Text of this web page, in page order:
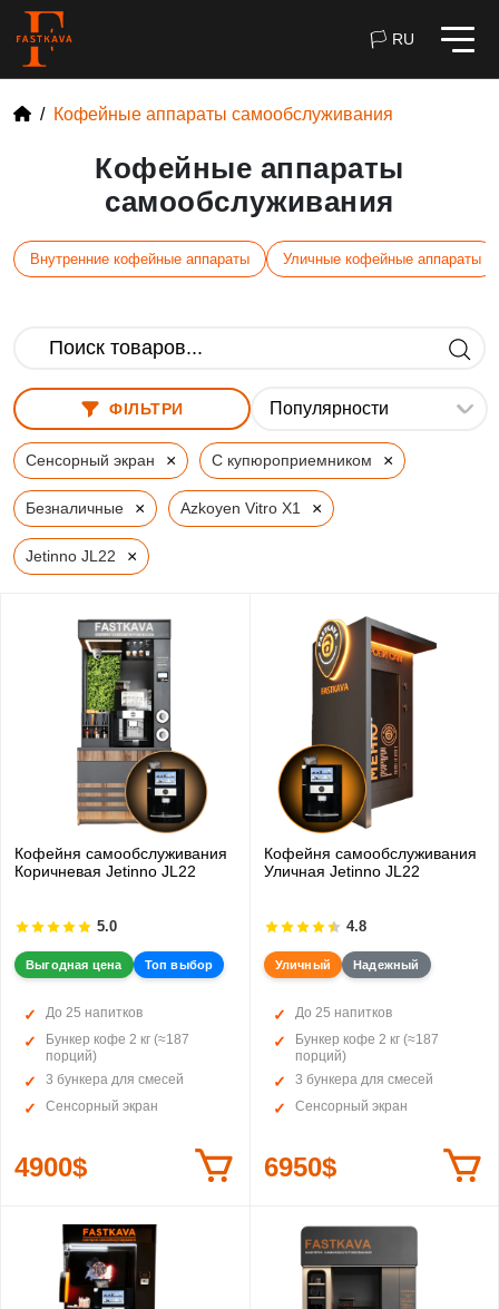
🏳 RU
Кофейные аппараты самообслуживания
Кофейные аппараты
самообслуживания
Внутренние кофейные аппараты Уличные кофейные аппараты
ФІЛЬТРИ
Сенсорный экран × С купюроприемником ×
Безналичные × Azkoyen Vitro X1 ×
Jetinno JL22 ×
Кофейня самообслуживания
Коричневая Jetinno JL22
5.0
Выгодная цена Топ выбор
До 25 напитков
Бункер кофе 2 кг (≈187
порций)
3 бункера для смесей
Сенсорный экран
4900$
Кофейня самообслуживания
Уличная Jetinno JL22
4.8
Уличный Надежный
До 25 напитков
Бункер кофе 2 кг (≈187
порций)
3 бункера для смесей
Сенсорный экран
6950$